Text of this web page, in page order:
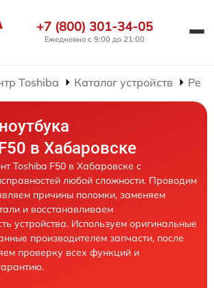
+7 (800) 301-34-05
Ежедневно с 9:00 до 21:00
Toshiba Каталог устройств
в Хабаровске
Toshiba F50 в Хабаровске с
любой сложности. Проводим
причины поломки, заменяем
и восстанавливаем
устройства. Используем оригинальные
производителем запчасти, после
проверку всех функций и